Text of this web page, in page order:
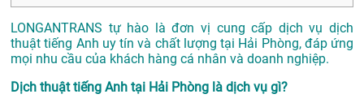
LONGANTRANS tự hào là đơn vị cung cấp dịch vụ dịch
thuật tiếng Anh uy tín và chất lượng tại Hải Phòng, đáp ứng
mọi nhu cầu của khách hàng cá nhân và doanh nghiệp.
Dịch thuật tiếng Anh tại Hải Phòng là dịch vụ gì?